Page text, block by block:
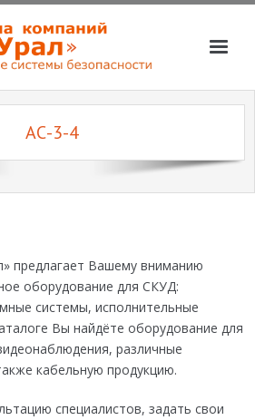
АС-3-4
предлагает Вашему вниманию
оборудование для СКУД:
системы, исполнительные
Вы найдёте оборудование для
различные
кабельную продукцию.
специалистов, задать свои